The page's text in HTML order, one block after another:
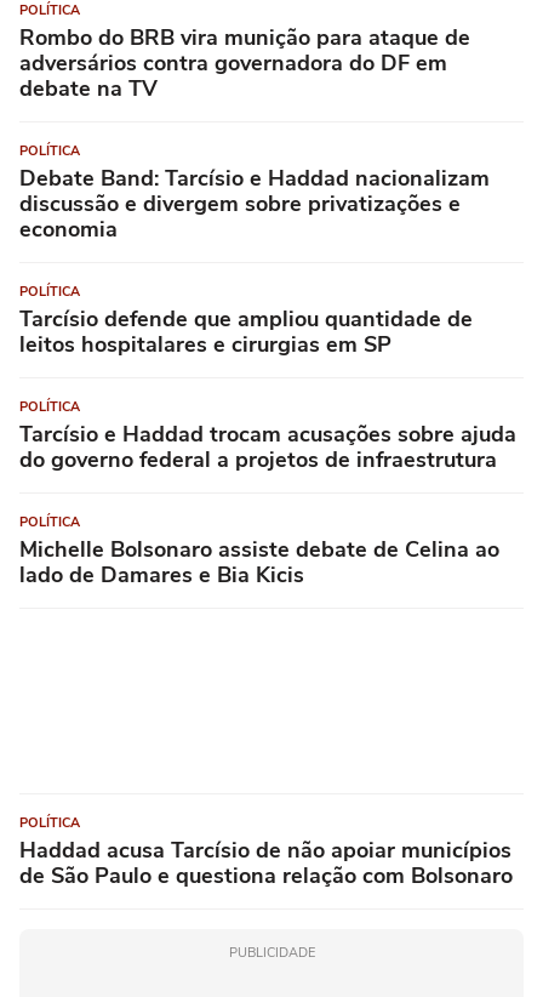
POLÍTICA
Rombo do BRB vira munição para ataque de
adversários contra governadora do DF em
debate na TV
POLÍTICA
Debate Band: Tarcísio e Haddad nacionalizam
discussão e divergem sobre privatizações e
economia
POLÍTICA
Tarcísio defende que ampliou quantidade de
leitos hospitalares e cirurgias em SP
POLÍTICA
Tarcísio e Haddad trocam acusações sobre ajuda
do governo federal a projetos de infraestrutura
POLÍTICA
Michelle Bolsonaro assiste debate de Celina ao
lado de Damares e Bia Kicis
POLÍTICA
Haddad acusa Tarcísio de não apoiar municípios
de São Paulo e questiona relação com Bolsonaro
PUBLICIDADE